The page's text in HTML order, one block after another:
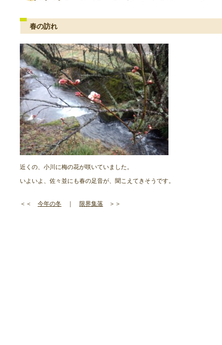
春の訪れ
近くの、小川に梅の花が咲いていました。
いよいよ、佐々並にも春の足音が、聞こえてきそうです。
＜＜ 今年の冬 限界集落 ＞＞